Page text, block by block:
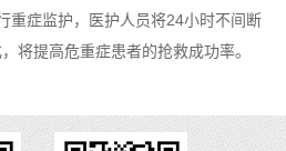
重症监护，医护人员将24小时不间断
将提高危重症患者的抢救成功率。